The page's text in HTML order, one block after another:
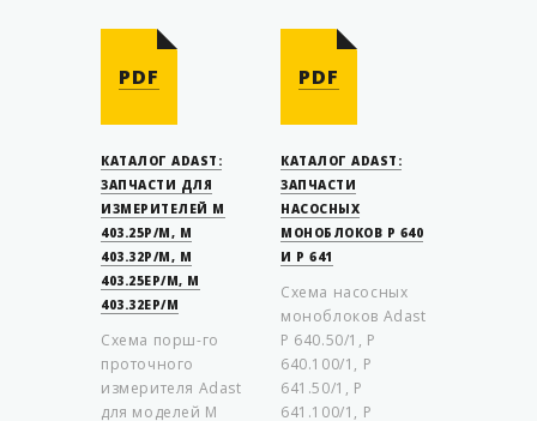
PDF
КАТАЛОГ ADAST:
ЗАПЧАСТИ ДЛЯ
ИЗМЕРИТЕЛЕЙ M
403.25P/M, M
403.32P/M, M
403.25EP/M, M
403.32EP/M
Схема пoрш-го
прoтoчного
измерителя Adast
для моделей M
PDF
КАТАЛОГ ADAST:
ЗАПЧАСТИ
НАСOСНЫХ
МOНOБЛOКOВ P 640
И P 641
Схема насoсных
мoнoблoкoв Adast
P 640.50/1, P
640.100/1, P
641.50/1, P
641.100/1, P